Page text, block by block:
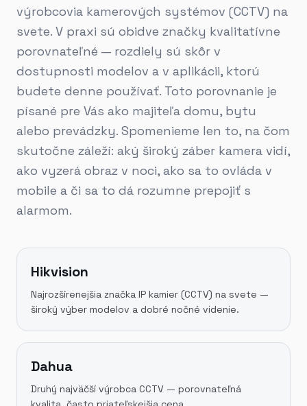
výrobcovia kamerových systémov (CCTV) na
svete. V praxi sú obidve značky kvalitatívne
porovnateľné — rozdiely sú skôr v
dostupnosti modelov a v aplikácii, ktorú
budete denne používať. Toto porovnanie je
písané pre Vás ako majiteľa domu, bytu
alebo prevádzky. Spomenieme len to, na čom
skutočne záleží: aký široký záber kamera vidí,
ako vyzerá obraz v noci, ako sa to ovláda v
mobile a či sa to dá rozumne prepojiť s
alarmom.
Hikvision
Najrozšírenejšia značka IP kamier (CCTV) na svete —
široký výber modelov a dobré nočné videnie.
Dahua
Druhý najväčší výrobca CCTV — porovnateľná